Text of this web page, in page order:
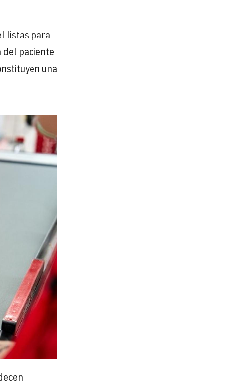
listas para
del paciente
una